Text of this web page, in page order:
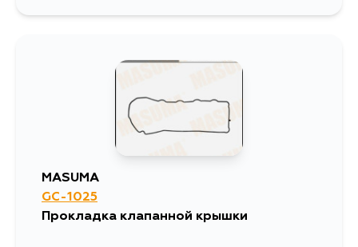
3133
2601
14 августа
MASUMA
GC-1025
Прокладка клапанной крышки